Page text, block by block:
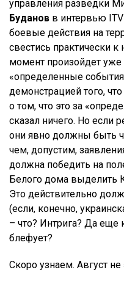
управления разведки
Буданов в интервью ITV
боевые действия на
свестись практически
момент произойдет уже
«определенные
демонстрацией того,
о том, что это за
сказал ничего. Но если
они явно должны быть
чем, допустим,
должна победить на
Белого дома выделить
Это действительно
(если, конечно,
– что? Интрига? Да еще
блефует?
Скоро узнаем. Август не